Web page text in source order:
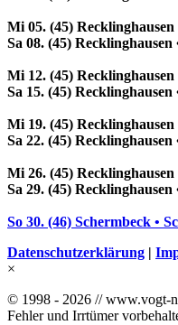
Mi 05. (45)
Sa 08. (45)
Mi 12. (45)
Sa 15. (45)
Mi 19. (45)
Sa 22. (45)
Mi 26. (45)
Sa 29. (45)
So 30. (46) Schermbeck •
Datenschutzerklärung |
×
© 1998 - 2026 // www.vogt-
Fehler und Irrtümer